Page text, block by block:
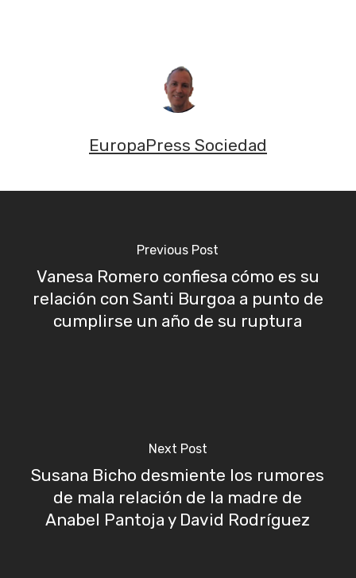
EuropaPress Sociedad
Previous Post
Vanesa Romero confiesa cómo es su
relación con Santi Burgoa a punto de
cumplirse un año de su ruptura
Next Post
Susana Bicho desmiente los rumores
de mala relación de la madre de
Anabel Pantoja y David Rodríguez